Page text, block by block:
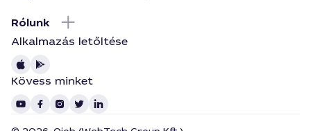
Rólunk
Alkalmazás letőltése
Kövess minket